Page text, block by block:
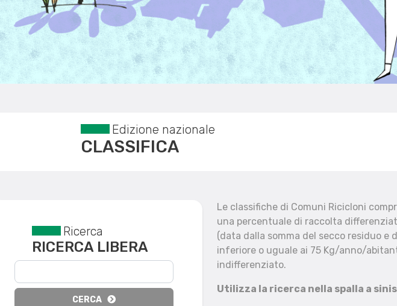
Edizione nazionale
CLASSIFICA
Reset filtri
Ricerca
RICERCA LIBERA
CERCA
Le classifiche di Comuni Ricicloni
una percentuale di raccolta
(data dalla somma del secco residuo
inferiore o uguale ai 75 Kg/anno/
indifferenziato.
Utilizza la ricerca nella spalla a